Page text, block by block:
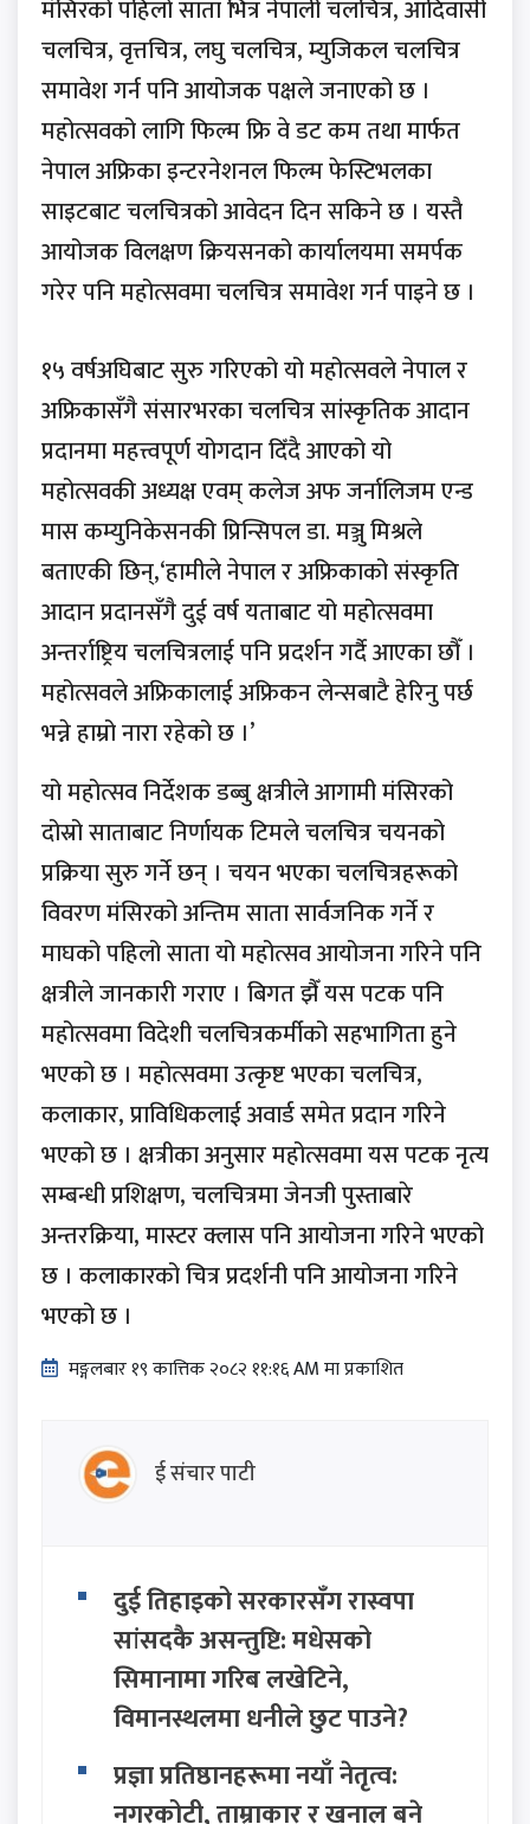
मंसिरको पहिलो साता भित्र नेपाली चलचित्र, आदिवासी
चलचित्र, वृत्तचित्र, लघु चलचित्र, म्युजिकल चलचित्र
समावेश गर्न पनि आयोजक पक्षले जनाएको छ ।
महोत्सवको लागि फिल्म फ्रि वे डट कम तथा मार्फत
नेपाल अफ्रिका इन्टरनेशनल फिल्म फेस्टिभलका
साइटबाट चलचित्रको आवेदन दिन सकिने छ । यस्तै
आयोजक विलक्षण क्रियसनको कार्यालयमा समर्पक
गरेर पनि महोत्सवमा चलचित्र समावेश गर्न पाइने छ ।
१५ वर्षअघिबाट सुरु गरिएको यो महोत्सवले नेपाल र
अफ्रिकासँगै संसारभरका चलचित्र सांस्कृतिक आदान
प्रदानमा महत्त्वपूर्ण योगदान दिँदै आएको यो
महोत्सवकी अध्यक्ष एवम् कलेज अफ जर्नालिजम एन्ड
मास कम्युनिकेसनकी प्रिन्सिपल डा. मञ्जु मिश्रले
बताएकी छिन्,‘हामीले नेपाल र अफ्रिकाको संस्कृति
आदान प्रदानसँगै दुई वर्ष यताबाट यो महोत्सवमा
अन्तर्राष्ट्रिय चलचित्रलाई पनि प्रदर्शन गर्दै आएका छौँ ।
महोत्सवले अफ्रिकालाई अफ्रिकन लेन्सबाटै हेरिनु पर्छ
भन्ने हाम्रो नारा रहेको छ ।’
यो महोत्सव निर्देशक डब्बु क्षत्रीले आगामी मंसिरको
दोस्रो साताबाट निर्णायक टिमले चलचित्र चयनको
प्रक्रिया सुरु गर्ने छन् । चयन भएका चलचित्रहरूको
विवरण मंसिरको अन्तिम साता सार्वजनिक गर्ने र
माघको पहिलो साता यो महोत्सव आयोजना गरिने पनि
क्षत्रीले जानकारी गराए । बिगत झैँ यस पटक पनि
महोत्सवमा विदेशी चलचित्रकर्मीको सहभागिता हुने
भएको छ । महोत्सवमा उत्कृष्ट भएका चलचित्र,
कलाकार, प्राविधिकलाई अवार्ड समेत प्रदान गरिने
भएको छ । क्षत्रीका अनुसार महोत्सवमा यस पटक नृत्य
सम्बन्धी प्रशिक्षण, चलचित्रमा जेनजी पुस्ताबारे
अन्तरक्रिया, मास्टर क्लास पनि आयोजना गरिने भएको
छ । कलाकारको चित्र प्रदर्शनी पनि आयोजना गरिने
भएको छ ।
मङ्गलबार १९ कात्तिक २०८२ ११:१६ AM मा प्रकाशित
ई संचार पाटी
दुई तिहाइको सरकारसँग रास्वपा
सांसदकै असन्तुष्टि: मधेसको
सिमानामा गरिब लखेटिने,
विमानस्थलमा धनीले छुट पाउने?
प्रज्ञा प्रतिष्ठानहरूमा नयाँ नेतृत्व: